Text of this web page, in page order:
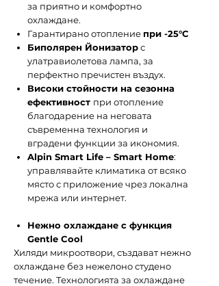
за приятно и комфортно
охлаждане.
Гарантирано отопление при -25°С
Биполярен Йонизаторс
улатравиолетова лампа, за
перфектно пречистен въздух.
Високи стойности на сезонна
ефективност при отопление
благодарение на неговата
съвременна технология и
вградени функции за икономия.
Alpin Smart Life – Smart Home:
управлявайте климатика от всяко
място с приложение чрез локална
мрежа или интернет.
Нежно охлаждане с функция
Gentle Cool
Хиляди микроотвори, създават нежно
охлаждане без нежелоно студено
течение. Технологията за охлаждане